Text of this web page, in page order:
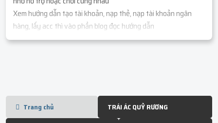
Xem hướng dẫn tạo tài khoản, nạp thẻ, nạp tài khoản ngân
hàng, lấy acc thì vào phần blog đọc hướng dẫn
Trang chủ TRÁI ÁC QUỶ RƯƠNG